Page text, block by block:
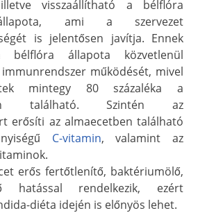
visszaállítható a bélflóra
ami a szervezet
is jelentősen javítja. Ennek
állapota közvetlenül
működését, mivel
mintegy 80 százaléka a
található. Szintén az
erősíti az almaecetben található
C-vitamin, valamint az
erős fertőtlenítő, baktériumölő,
hatással rendelkezik, ezért
diéta idején is előnyös lehet.